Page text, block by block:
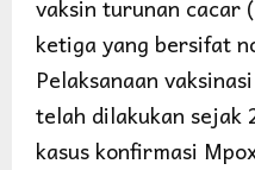
vaksin turunan cacar
ketiga yang bersifat
Pelaksanaan
telah dilakukan sejak
kasus konfirmasi